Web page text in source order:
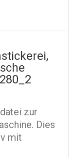
zur
Dies
mit